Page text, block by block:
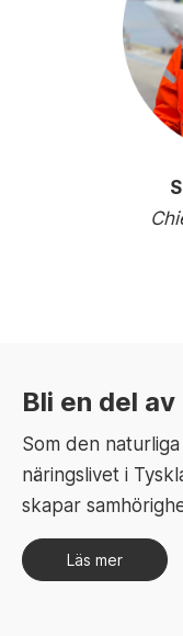
Bli en del
Som den
näringslivet i
skapar
Läs mer